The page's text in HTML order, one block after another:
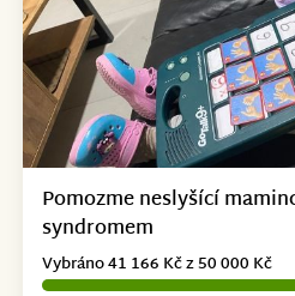
Pomozme neslyšící
syndromem
Vybráno 41 166 Kč z 50 000 Kč